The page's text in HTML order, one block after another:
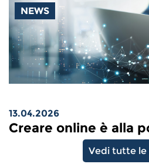
NEWS
13.04.2026
Creare online è alla
Vedi tutte le